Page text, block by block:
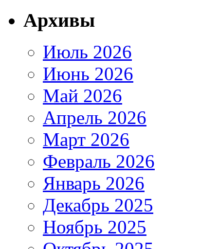
Архивы
Июль 2026
Июнь 2026
Май 2026
Апрель 2026
Март 2026
Февраль 2026
Январь 2026
Декабрь 2025
Ноябрь 2025